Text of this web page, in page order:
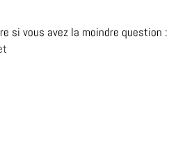
si vous avez la moindre question :